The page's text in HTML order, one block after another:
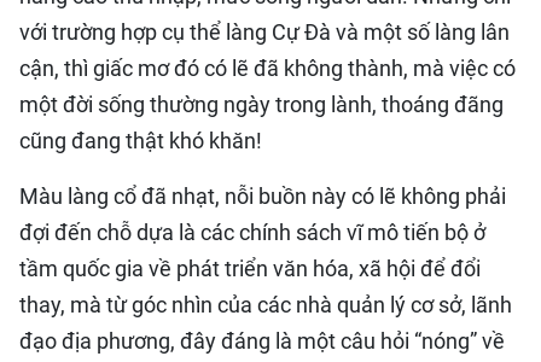
với trường hợp cụ thể làng Cự Đà và một số làng lân
cận, thì giấc mơ đó có lẽ đã không thành, mà việc có
một đời sống thường ngày trong lành, thoáng đãng
cũng đang thật khó khăn!
Màu làng cổ đã nhạt, nỗi buồn này có lẽ không phải
đợi đến chỗ dựa là các chính sách vĩ mô tiến bộ ở
tầm quốc gia về phát triển văn hóa, xã hội để đổi
thay, mà từ góc nhìn của các nhà quản lý cơ sở, lãnh
đạo địa phương, đây đáng là một câu hỏi “nóng” về